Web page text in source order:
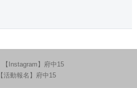
【Instagram】府中15
【活動報名】府中15